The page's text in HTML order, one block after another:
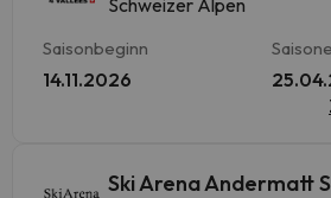
Schweizer Alpen
Saisonbeginn
14.11.2026
Ski Arena Andermatt